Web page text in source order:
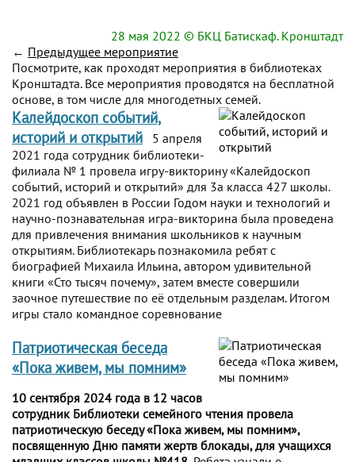
28 мая 2022 © БКЦ Батискаф. Кронштадт
← Предыдущее мероприятие
Посмотрите, как проходят мероприятия в библиотеках
Кронштадта. Все мероприятия проводятся на бесплатной
основе, в том числе для многодетных семей.
Калейдоскоп событий,
историй и открытий
5 апреля
2021 года сотрудник библиотеки-
филиала № 1 провела игру-викторину «Калейдоскоп
событий, историй и открытий» для 3а класса 427 школы.
2021 год объявлен в России Годом науки и технологий и
научно-познавательная игра-викторина была проведена
для привлечения внимания школьников к научным
открытиям. Библиотекарь познакомила ребят с
биографией Михаила Ильина, автором удивительной
книги «Сто тысяч почему», затем вместе совершили
заочное путешествие по её отдельным разделам. Итогом
игры стало командное соревнование
Патриотическая беседа
«Пока живем, мы помним»
10 сентября 2024 года в 12 часов
сотрудник Библиотеки семейного чтения провела
патриотическую беседу «Пока живем, мы помним»,
посвященную Дню памяти жертв блокады, для учащихся